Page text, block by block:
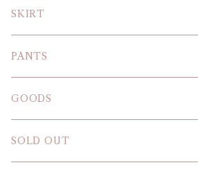
BLOUSE
T-SHIRT
SWEAT SHIRT
SKIRT
PANTS
GOODS
SOLD OUT